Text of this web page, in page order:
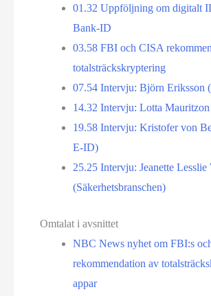
01.32 Uppföljning om digitalt
Bank-ID
03.58 FBI och CISA
totalsträckskryptering
07.54 Intervju: Björn Eriksson
14.32 Intervju: Lotta
19.58 Intervju: Kristofer von
E-ID)
25.25 Intervju: Jeanette
(Säkerhetsbranschen)
Omtalat i avsnittet
NBC News nyhet om FBI:s
rekommendation av
appar